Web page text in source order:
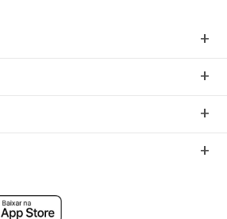
+
+
+
+